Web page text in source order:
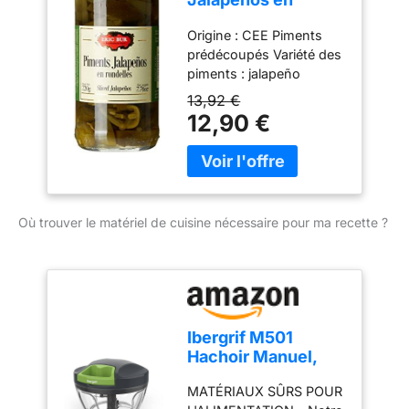
tout au long de la chaîne
l'emballage, afin de
assurer une qualité
constante des produits.
conservateur Sans
cuisine :
Méditerranéenne
Lot de 6
Origine : CEE Piments
prédécoupés Variété des
piments : jalapeño
13,92 €
12,90 €
Où trouver le matériel de cuisine nécessaire pour ma recette ?
Ibergrif M501
Hachoir Manuel,
Polyvalent avec
MATÉRIAUX SÛRS POUR